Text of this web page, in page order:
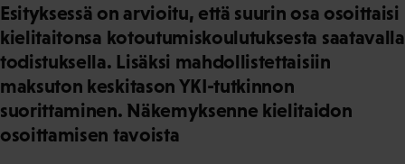
Esityksessä on arvioitu, että suurin osa osoittaisi
kielitaitonsa kotoutumiskoulutuksesta saatavalla
todistuksella. Lisäksi mahdollistettaisiin
maksuton keskitason YKI-tutkinnon
suorittaminen. Näkemyksenne kielitaidon
osoittamisen tavoista